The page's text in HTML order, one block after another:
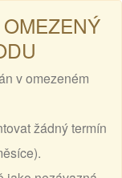
v omezeném
žádný termín